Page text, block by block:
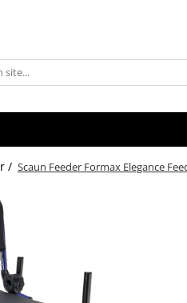
/ Scaun Feeder Formax Elegance